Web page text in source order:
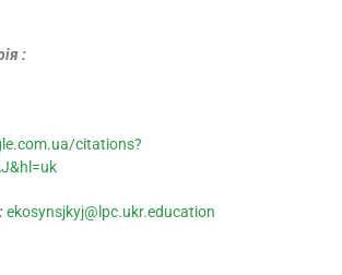
:
citations?
ekosynsjkyj@lpc.ukr.education